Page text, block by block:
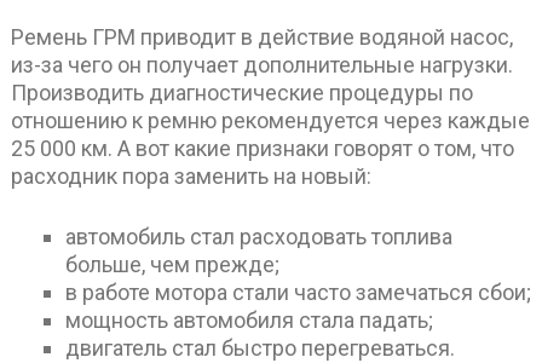
Ремень ГРМ приводит в действие водяной насос,
из-за чего он получает дополнительные нагрузки.
Производить диагностические процедуры по
отношению к ремню рекомендуется через каждые
25 000 км. А вот какие признаки говорят о том, что
расходник пора заменить на новый:
автомобиль стал расходовать топлива
больше, чем прежде;
в работе мотора стали часто замечаться сбои;
мощность автомобиля стала падать;
двигатель стал быстро перегреваться.